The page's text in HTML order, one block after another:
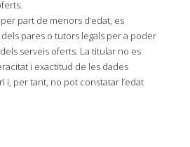
part de menors d’edat, es
pares o tutors legals per a poder
serveis oferts. La titular no es
i exactitud de les dades
i, per tant, no pot constatar l’edat